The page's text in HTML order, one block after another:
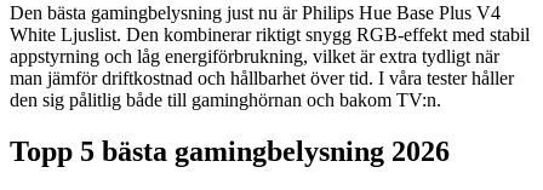
Den bästa gamingbelysning just nu är Philips Hue Base Plus V4
White Ljuslist. Den kombinerar riktigt snygg RGB-effekt med stabil
appstyrning och låg energiförbrukning, vilket är extra tydligt när
man jämför driftkostnad och hållbarhet över tid. I våra tester håller
den sig pålitlig både till gaminghörnan och bakom TV:n.
Topp 5 bästa gamingbelysning 2026